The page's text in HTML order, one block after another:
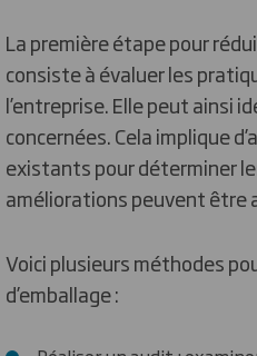
La première étape pour
consiste à évaluer les
l’entreprise. Elle peut ainsi
concernées. Cela implique
existants pour déterminer
améliorations peuvent être
Voici plusieurs méthodes
d’emballage :